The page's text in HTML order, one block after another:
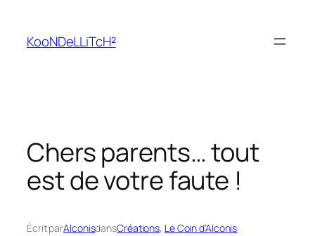
contenu
KooNDeLLiTcH²
Chers parents… tout
est de votre faute !
Écrit parAlconisdansCréations, Le Coin d’Alconis